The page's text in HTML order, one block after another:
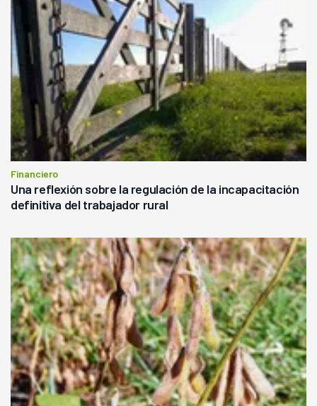
Financiero
Una reflexión sobre la regulación de la incapacitación
definitiva del trabajador rural